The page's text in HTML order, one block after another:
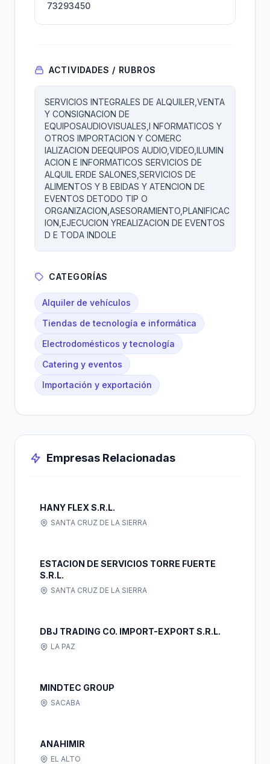
73293450
ACTIVIDADES / RUBROS
SERVICIOS INTEGRALES DE ALQUILER,VENTA
Y CONSIGNACION DE
EQUIPOSAUDIOVISUALES,I NFORMATICOS Y
OTROS IMPORTACION Y COMERC
IALIZACION DEEQUIPOS AUDIO,VIDEO,ILUMIN
ACION E INFORMATICOS SERVICIOS DE
ALQUIL ERDE SALONES,SERVICIOS DE
ALIMENTOS Y B EBIDAS Y ATENCION DE
EVENTOS DETODO TIP O
ORGANIZACION,ASESORAMIENTO,PLANIFICAC
ION,EJECUCION YREALIZACION DE EVENTOS
D E TODA INDOLE
CATEGORÍAS
Alquiler de vehículos
Tiendas de tecnología e informática
Electrodomésticos y tecnología
Catering y eventos
Importación y exportación
Empresas Relacionadas
HANY FLEX S.R.L.
SANTA CRUZ DE LA SIERRA
ESTACION DE SERVICIOS TORRE FUERTE
S.R.L.
SANTA CRUZ DE LA SIERRA
DBJ TRADING CO. IMPORT-EXPORT S.R.L.
LA PAZ
MINDTEC GROUP
SACABA
ANAHIMIR
EL ALTO